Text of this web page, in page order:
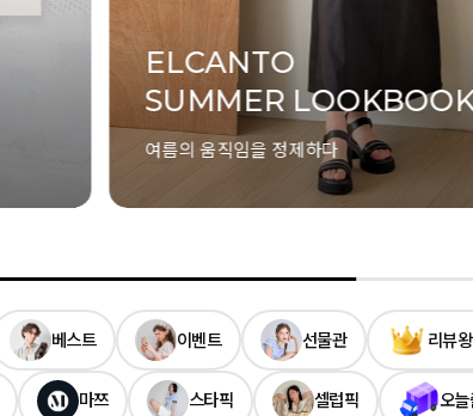
ELCANTO
SUMMER LOOKBOOK
여름의 움직임을 정제하다
베스트 이벤트 선물관 리뷰
마쯔 스타픽 셀럽픽 오